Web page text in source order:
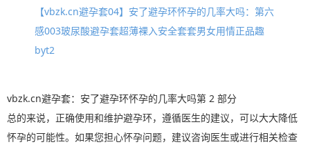
【vbzk.cn避孕套04】安了避孕环怀孕的几率大吗：第六
感003玻尿酸避孕套超薄裸入安全套套男女用情正品趣
byt2
vbzk.cn避孕套：安了避孕环怀孕的几率大吗第 2 部分
总的来说，正确使用和维护避孕环，遵循医生的建议，可以大大降低
怀孕的可能性。如果您担心怀孕问题，建议咨询医生或进行相关检查